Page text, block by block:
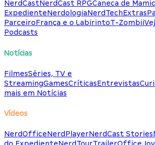
NerdCastNerdCast RPGCaneca de
ExpedienteNerdologiaNerdTechExtras
ParceiroFrança e o LabirintoT-Zombii
Podcasts
Notícias
FilmesSéries, TV e
StreamingGamesCríticasEntrevistas
mais em Notícias
Vídeos
NerdOfficeNerdPlayerNerdCast Stories